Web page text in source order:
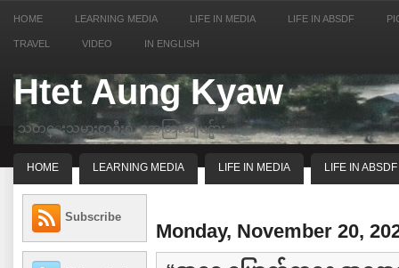
HOME LEARNING MEDIA LIFE IN MEDIA LIFE IN ABSDF
TRAVEL VIDEO IN ENGLISH
Htet Aung Kyaw
သတင္းသမားတဦးရဲ့ အေတြးအျမင္မ်ား
HOME LEARNING MEDIA LIFE IN MEDIA LIFE IN ABSDF
Subscribe
Monday, November 20,